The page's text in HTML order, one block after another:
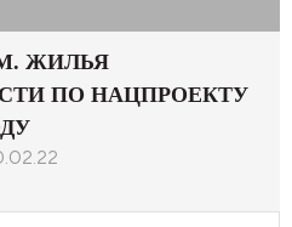
ЖИЛЬЯ
ПО НАЦПРОЕКТУ